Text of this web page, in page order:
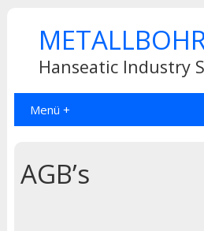
Hanseatic Industry
Menü +
AGB’s